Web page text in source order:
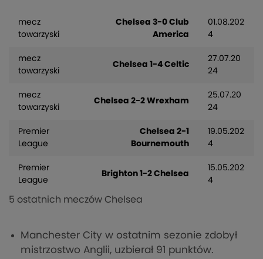
mecz
towarzyski
Chelsea 3-0 Club
America
01.08.202
4
mecz
towarzyski
Chelsea 1-4 Celtic
27.07.20
24
mecz
towarzyski
Chelsea 2-2 Wrexham
25.07.20
24
Premier
League
Chelsea 2-1
Bournemouth
19.05.202
4
Premier
League
Brighton 1-2 Chelsea
15.05.202
4
5 ostatnich meczów Chelsea
Manchester City w ostatnim sezonie zdobył
mistrzostwo Anglii, uzbierał 91 punktów.